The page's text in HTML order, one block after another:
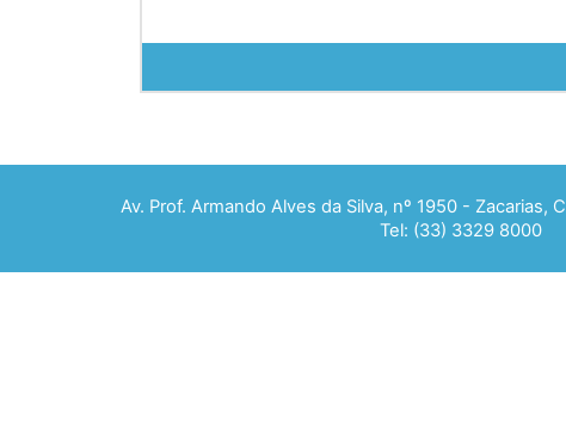
Av. Prof. Armando Alves da Silva, nº 1950 -
Tel: (33) 3329 8000